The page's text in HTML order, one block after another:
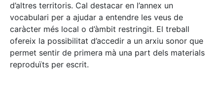
d’altres territoris. Cal destacar en l’annex un
vocabulari per a ajudar a entendre les veus de
caràcter més local o d’àmbit restringit. El treball
ofereix la possibilitat d’accedir a un arxiu sonor que
permet sentir de primera mà una part dels materials
reproduïts per escrit.